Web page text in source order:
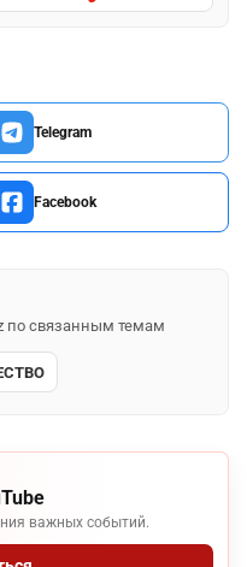
Telegram
Facebook
по связанным темам
важных событий.